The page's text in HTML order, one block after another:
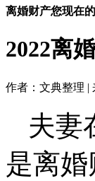
离婚财产您现在
2022离
作者：文典整理 |
夫妻
是离